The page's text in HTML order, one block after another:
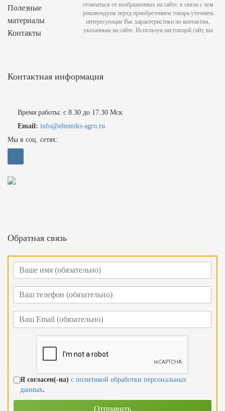
Полезные
материалы
Контакты
Контактная информация
Время работы: с 8.30 до 17.30 Мск
Email: info@eltemiks-agro.ru
Мы в соц. сетях:
Обратная связь
Я согласен(-на) с политикой обработки персональных
данных.
отличаться от изображенных на сайте, в связи с чем
рекомендуем перед приобретением товара уточнить
интересующие Вас характеристики по контактам,
указанным на сайте. Используя настоящий сайт, вы